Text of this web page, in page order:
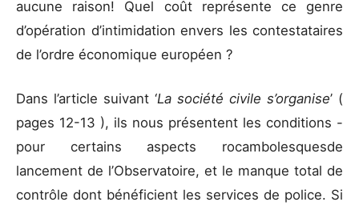
aucune raison! Quel coût représente ce genre
d’opération d’intimidation envers les contestataires
de l’ordre économique européen ?
Dans l’article suivant ‘La société civile s’organise’ (
pages 12-13 ), ils nous présentent les conditions -
pour certains aspects rocambolesquesde
lancement de l’Observatoire, et le manque total de
contrôle dont bénéficient les services de police. Si